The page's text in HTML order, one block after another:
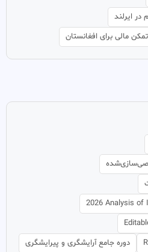
در ایرلند
تمکن مالی برای افغانستان
2026 Analysis of
دوره جامع آرایشگری و پیرایشگری